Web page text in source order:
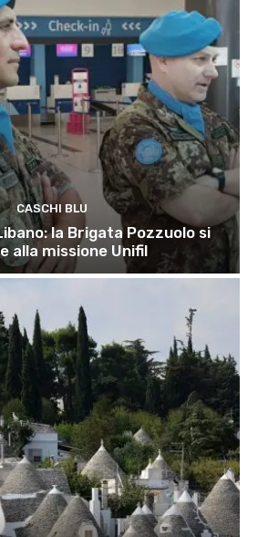
CASCHI BLU
la Brigata Pozzuolo si
alla missione Unifil